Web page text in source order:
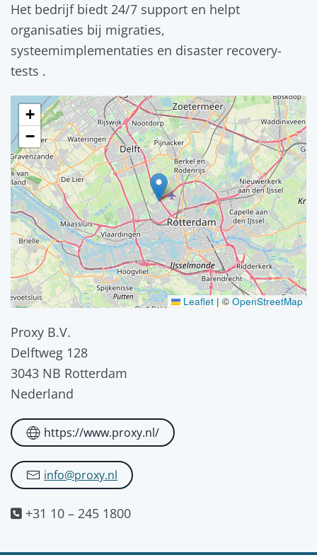
Het bedrijf biedt 24/7 support en helpt
organisaties bij migraties,
systeemimplementaties en disaster recovery-
tests .
+
−
Leaflet |© OpenStreetMap
Proxy B.V.
Delftweg 128
3043 NB Rotterdam
Nederland
https://www.proxy.nl/
info@proxy.nl
+31 10 – 245 1800